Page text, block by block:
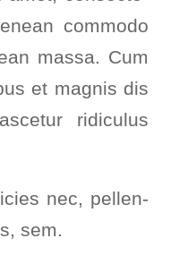
com­mo­do
mas­sa. Cum
et mag­nis dis
ridi­cu­lus
nec, pel­len­
sem.